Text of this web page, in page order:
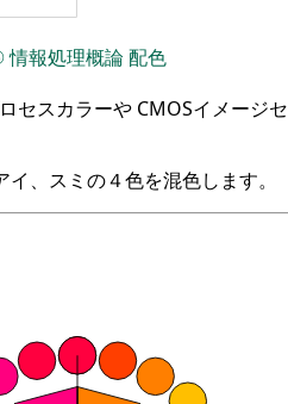
情報処理概論配色
セスカラーや CMOSイメージ
、スミの４色を混色します。